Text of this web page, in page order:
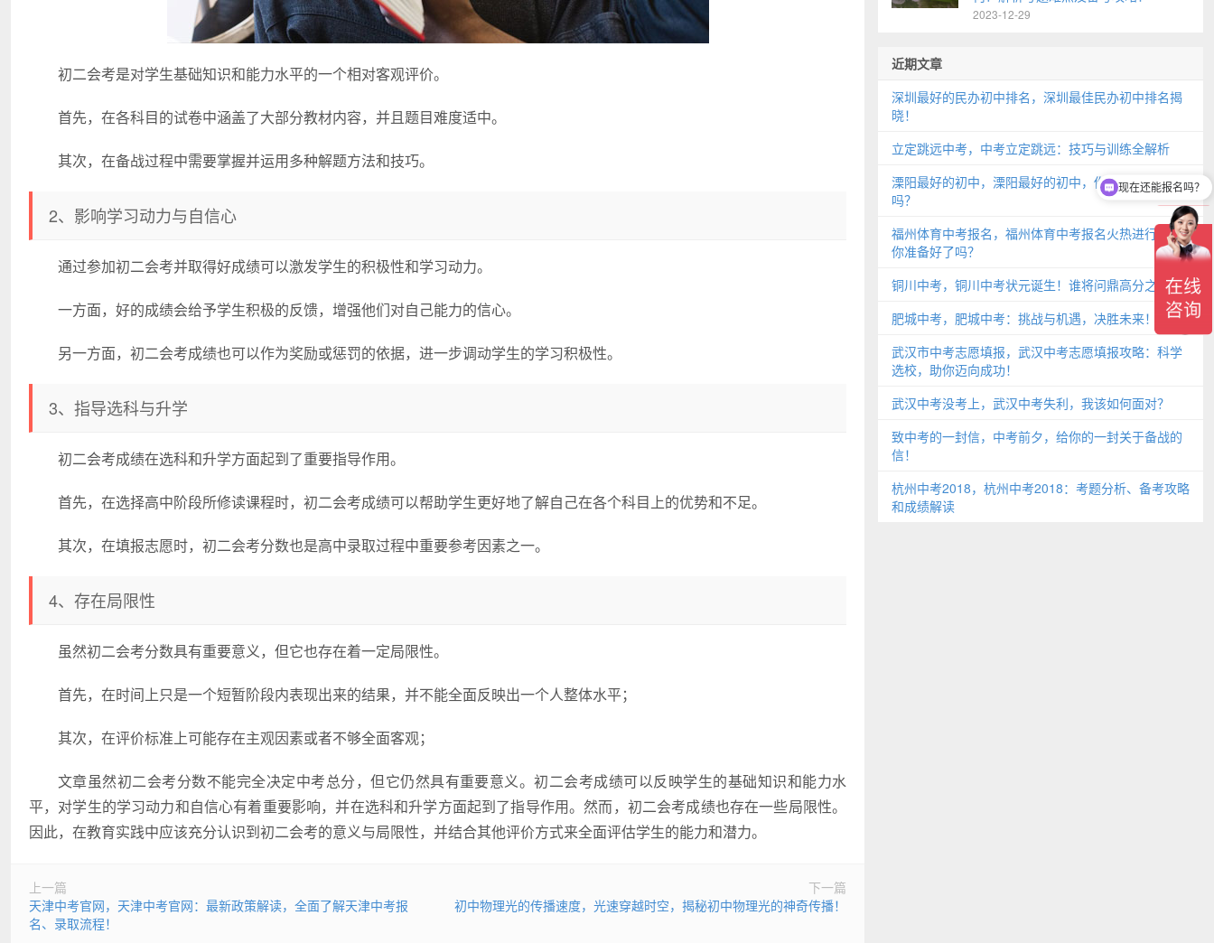
初二会考是对学生基础知识和能力水平的一个相对客观评价。
首先，在各科目的试卷中涵盖了大部分教材内容，并且题目难度适中。
其次，在备战过程中需要掌握并运用多种解题方法和技巧。
2、影响学习动力与自信心
通过参加初二会考并取得好成绩可以激发学生的积极性和学习动力。
一方面，好的成绩会给予学生积极的反馈，增强他们对自己能力的信心。
另一方面，初二会考成绩也可以作为奖励或惩罚的依据，进一步调动学生的学习积极性。
3、指导选科与升学
初二会考成绩在选科和升学方面起到了重要指导作用。
首先，在选择高中阶段所修读课程时，初二会考成绩可以帮助学生更好地了解自己在各个科目上的优势和不足。
其次，在填报志愿时，初二会考分数也是高中录取过程中重要参考因素之一。
4、存在局限性
虽然初二会考分数具有重要意义，但它也存在着一定局限性。
首先，在时间上只是一个短暂阶段内表现出来的结果，并不能全面反映出一个人整体水平；
其次，在评价标准上可能存在主观因素或者不够全面客观；
文章虽然初二会考分数不能完全决定中考总分，但它仍然具有重要意义。初二会考成绩可以反映学生的基础知识和能力水
平，对学生的学习动力和自信心有着重要影响，并在选科和升学方面起到了指导作用。然而，初二会考成绩也存在一些局限性。
因此，在教育实践中应该充分认识到初二会考的意义与局限性，并结合其他评价方式来全面评估学生的能力和潜力。
上一篇
天津中考官网，天津中考官网：最新政策解读，全面了解天津中考报
名、录取流程！
下一篇
初中物理光的传播速度，光速穿越时空，揭秘初中物理光的神奇传播！
2023-12-29
近期文章
深圳最好的民办初中排名，深圳最佳民办初中排名揭
晓！
立定跳远中考，中考立定跳远：技巧与训练全解析
溧阳最好的初中，溧阳最好的初中，你知道是哪所
吗？
福州体育中考报名，福州体育中考报名火热进行中，
你准备好了吗？
铜川中考，铜川中考状元诞生！谁将问鼎高分之巅？
肥城中考，肥城中考：挑战与机遇，决胜未来！
武汉市中考志愿填报，武汉中考志愿填报攻略：科学
选校，助你迈向成功！
武汉中考没考上，武汉中考失利，我该如何面对？
致中考的一封信，中考前夕，给你的一封关于备战的
信！
杭州中考2018，杭州中考2018：考题分析、备考攻略
和成绩解读
现在还能报名吗？